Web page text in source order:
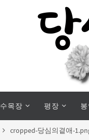
수목장 평장
cropped-당심의곁애-